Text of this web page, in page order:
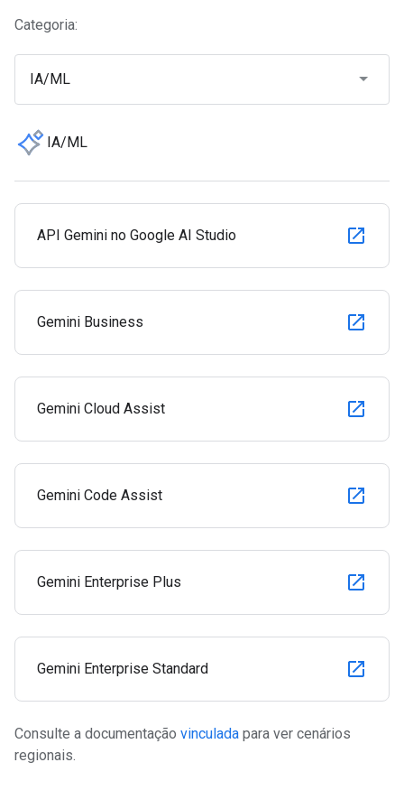
Categoria:
IA/ML
IA/ML
API Gemini no Google AI Studio
Gemini Business
Gemini Cloud Assist
Gemini Code Assist
Gemini Enterprise Plus
Gemini Enterprise Standard
Consulte a documentação vinculada para ver cenários
regionais.